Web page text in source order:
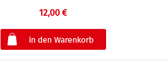
12,00 €